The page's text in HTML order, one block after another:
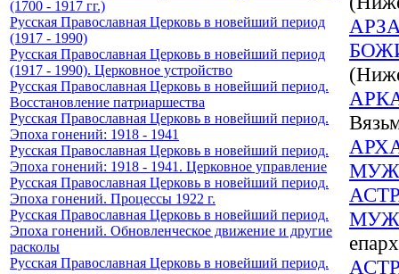
(1700 - 1917 гг.)
Русская Православная Церковь в новейший период
(1917 - 1990)
Русская Православная Церковь в новейший период
(1917 - 1990). Церковное устройство
Русская Православная Церковь в новейший период.
Восстановление патриаршества
Русская Православная Церковь в новейший период.
Эпоха гонений: 1918 - 1941
Русская Православная Церковь в новейший период.
Эпоха гонений: 1918 - 1941. Церковное управление
Русская Православная Церковь в новейший период.
Эпоха гонений. Процессы 1922 г.
Русская Православная Церковь в новейший период.
Эпоха гонений. Обновленческое движение и другие
расколы
Русская Православная Церковь в новейший период.